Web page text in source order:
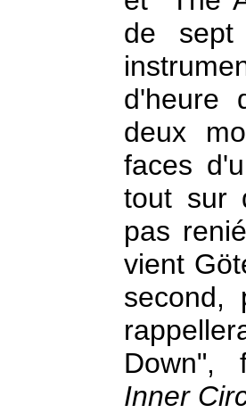
de sept
d'heure
deux
faces
tout sur
pas
vient
second,
Down",
Inner